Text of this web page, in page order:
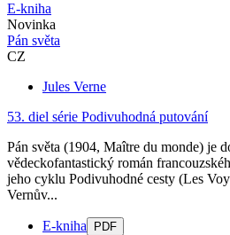
E-kniha
Novinka
Pán světa
CZ
Jules Verne
53. diel série Podivuhodná putování
Pán světa (1904, Maître du monde) je
vědeckofantastický román
jeho cyklu Podivuhodné cesty (Les
Vernův...
E-kniha PDF